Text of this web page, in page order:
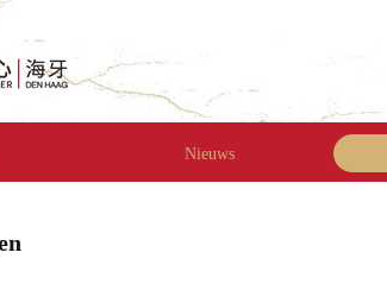
Nieuws